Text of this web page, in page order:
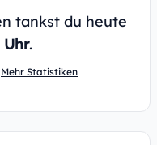
tankst du heute
Uhr.
Mehr Statistiken